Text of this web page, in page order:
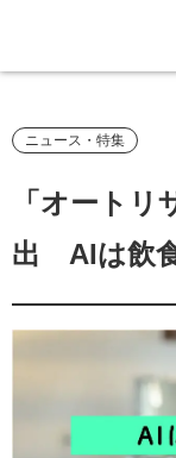
ニュース・特集
「オート
出 AIは飲